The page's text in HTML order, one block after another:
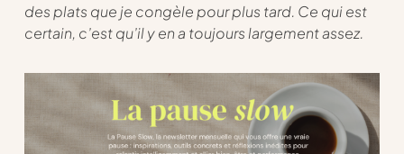
des plats que je congèle pour plus tard. Ce qui est
certain, c’est qu’il y en a toujours largement assez.